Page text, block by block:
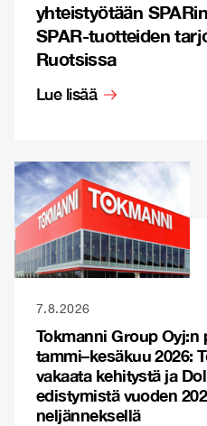
yhteistyötään
SPAR-tuotteiden
Ruotsissa
Lue lisää
7.8.2026
Tokmanni Group
tammi–kesäkuu 2026:
vakaata kehitystä ja
edistymistä vuoden
neljänneksellä